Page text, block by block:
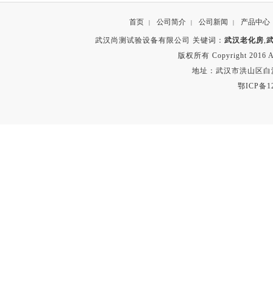
首页 | 公司简介 | 公司新闻 | 产品中心
武汉尚测试验设备有限公司 关键词：武汉老化房,
版权所有 Copyright 2016
地址：武汉市洪山区
鄂ICP备